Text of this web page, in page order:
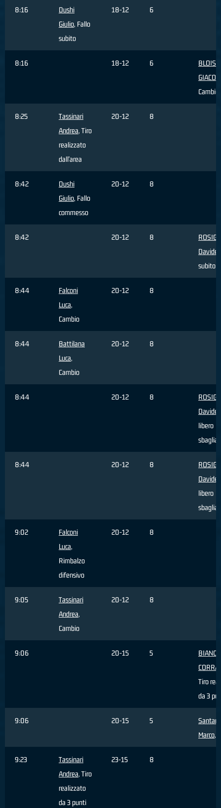
8:16
Dushi
Giulio, Fallo
subito
18-12 6
8:16 18-12 6
BLOISE
Cambio
8:25
Tassinari
Andrea, Tiro
realizzato
dall'area
20-12 8
8:42
Dushi
Giulio, Fallo
commesso
20-12 8
8:42 20-12 8
Davide
subito
8:44
Falconi
Luca,
Cambio
20-12 8
8:44
Battilana
Luca,
Cambio
20-12 8
8:44 20-12 8
Davide
libero
8:44 20-12 8
Davide
libero
9:02
Falconi
Luca,
Rimbalzo
difensivo
20-12 8
9:05
Tassinari
Andrea,
Cambio
20-12 8
9:06 20-15 5
Tiro
da 3
9:06 20-15 5
Marco,
9:23
Tassinari
Andrea, Tiro
realizzato
da 3 punti
23-15 8